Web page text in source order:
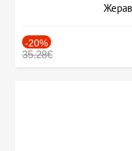
-20%
35.28€